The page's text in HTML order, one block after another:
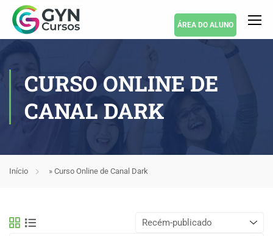
ÁREA DO ALUNO
CURSO ONLINE DE
CANAL DARK
Início » Curso Online de Canal Dark